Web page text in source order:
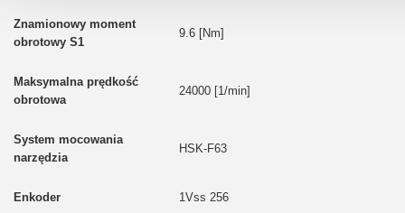
9.6 [Nm]
24000 [1/min]
HSK-F63
1Vss 256